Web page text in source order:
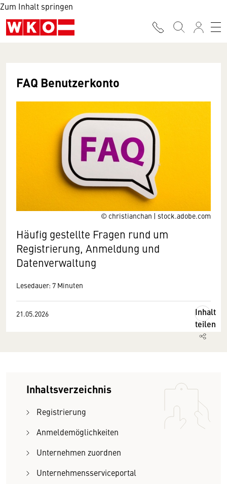
Zum Inhalt springen
© christianchan | stock.adobe.com
FAQ Benutzerkonto
Häufig gestellte Fragen rund um
Registrierung, Anmeldung und
Datenverwaltung
Lesedauer: 7 Minuten
21.05.2026
Inhalt
teilen
Inhaltsverzeichnis
Registrierung
Anmeldemöglichkeiten
Unternehmen zuordnen
Unternehmensserviceportal